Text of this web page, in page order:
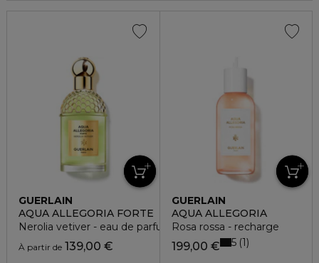
GUERLAIN
AQUA ALLEGORIA FORTE
Nerolia vetiver - eau de parfum
À partir de 139,00 €
GUERLAIN
AQUA ALLEGORIA
Rosa rossa - recharge
199,00 € 5 1